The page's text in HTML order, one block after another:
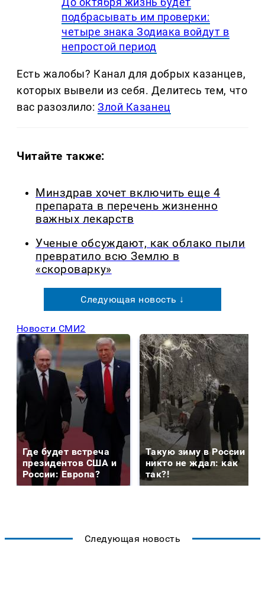
подбрасывать им проверки:
четыре знака Зодиака войдут в
непростой период
Есть жалобы? Канал для добрых казанцев,
которых вывели из себя. Делитеcь тем, что
вас разозлило:Злой Казанец
Читайте также:
Минздрав хочет включить еще 4
препарата в перечень жизненно
важных лекарств
Ученые обсуждают, как облако пыли
превратило всю Землю в
«скороварку»
Следующая новость ↓
Новости СМИ2
Где будет встреча
президентов США и
России: Европа?
Такую зиму в России
никто не ждал: как
так?!
Следующая новость